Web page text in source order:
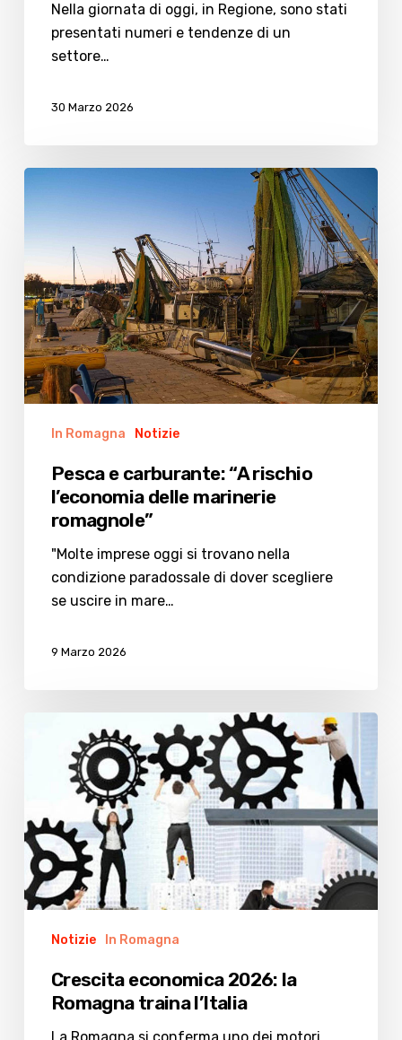
Nella giornata di oggi, in Regione, sono stati
presentati numeri e tendenze di un
settore…
30 Marzo 2026
Pesca
carburante:
rischio
l’economia
delle
marinerie
romagnole”
In Romagna Notizie
Pesca e carburante: “A rischio
l’economia delle marinerie
romagnole”
"Molte imprese oggi si trovano nella
condizione paradossale di dover scegliere
se uscire in mare…
9 Marzo 2026
economica
Romagna
traina
l’Italia
Notizie In Romagna
Crescita economica 2026: la
Romagna traina l’Italia